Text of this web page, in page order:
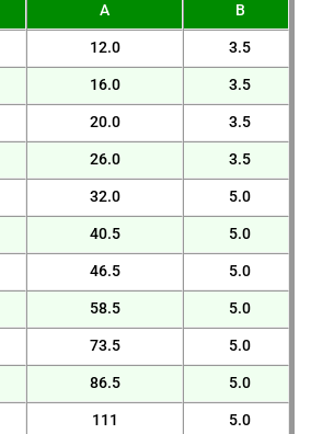
A
B
12.0
3.5
16.0
3.5
20.0
3.5
26.0
3.5
32.0
5.0
40.5
5.0
46.5
5.0
58.5
5.0
73.5
5.0
86.5
5.0
111 5.0